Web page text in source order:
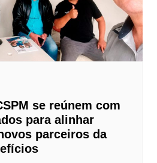
se reúnem com
para alinhar
parceiros da